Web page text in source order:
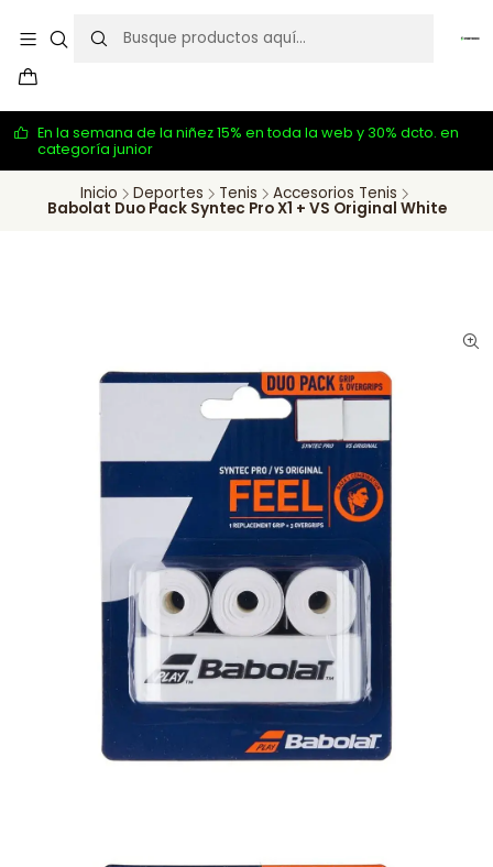
En la semana de la niñez 15% en toda la web y 30% dcto. en
categoría junior
Inicio Deportes Tenis Accesorios Tenis
Babolat Duo Pack Syntec Pro X1 + VS Original White